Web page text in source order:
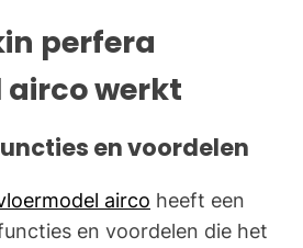
perfera
werkt
en voordelen
airco heeft een
en voordelen die het